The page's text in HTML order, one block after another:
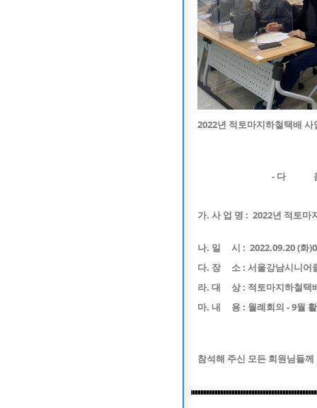
2022년 적토마지하철택배
- 다 음
가. 사 업 명 : 2022년 적토마
나. 일 시 : 2022.09.20 (화
다. 장 소 : 서울강남시니어
라. 대 상 : 적토마지하철택
마. 내 용 : 월례회의 - 9월
참석해 주신 모든 회원님들